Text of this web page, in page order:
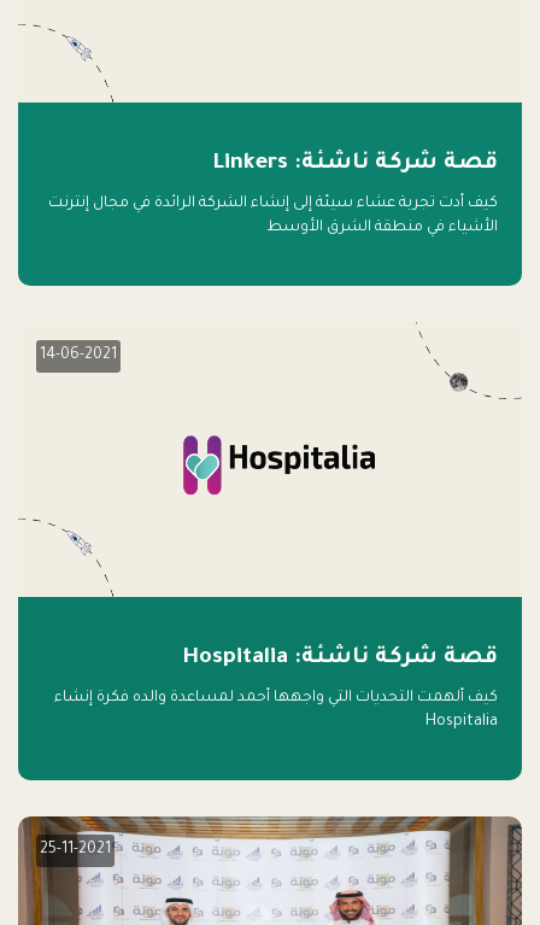
قصة شركة ناشئة: Linkers
كيف أدت تجربة عشاء سيئة إلى إنشاء الشركة الرائدة في مجال إنترنت
الأشياء في منطقة الشرق الأوسط
14-06-2021
قصة شركة ناشئة: Hospitalia
كيف ألهمت التحديات التي واجهها أحمد لمساعدة والده فكرة إنشاء
Hospitalia
25-11-2021